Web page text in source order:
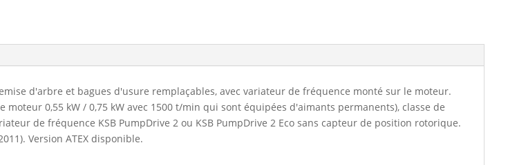
d'arbre et bagues d'usure remplaçables, avec variateur de fréquence monté sur le moteur.
0,55 kW / 0,75 kW avec 1500 t/min qui sont équipées d'aimants permanents), classe de
de fréquence KSB PumpDrive 2 ou KSB PumpDrive 2 Eco sans capteur de position rotorique.
Version ATEX disponible.